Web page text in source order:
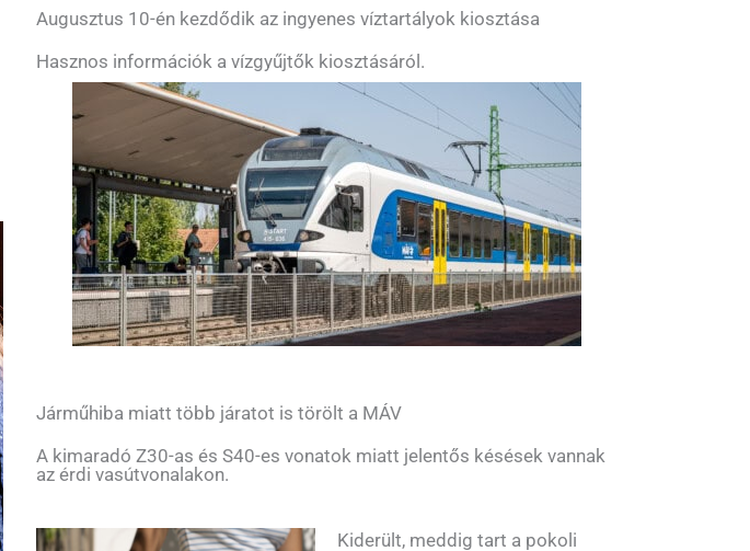
Augusztus 10-én kezdődik az ingyenes víztartályok kiosztása
Hasznos információk a vízgyűjtők kiosztásáról.
Járműhiba miatt több járatot is törölt a MÁV
A kimaradó Z30-as és S40-es vonatok miatt jelentős késések vannak
az érdi vasútvonalakon.
Kiderült, meddig tart a pokoli